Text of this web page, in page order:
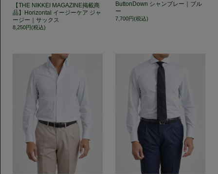
【THE NIKKEI MAGAZINE掲載商
品】Horizontal イージーケア ジャ
ージー｜サックス
8,250円(税込)
ButtonDown シャンブレー｜ブル
ー
7,700円(税込)